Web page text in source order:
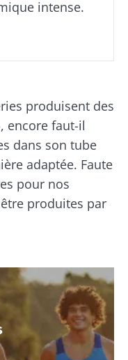
intense.
produisent des
encore faut-il
dans son tube
adaptée. Faute
pour nos
produites par